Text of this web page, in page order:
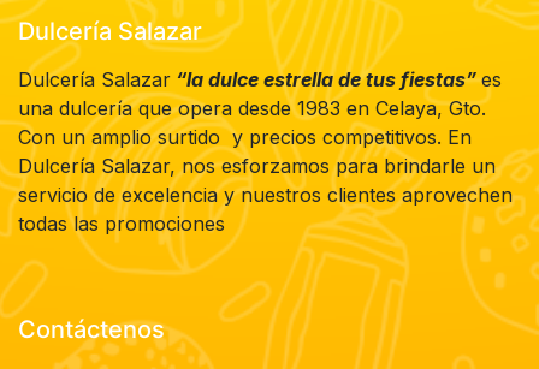
Dulcería Salazar
Dulcería Salazar “la dulce estrella de tus fiestas”es
una dulcería que opera desde 1983 en Celaya, Gto.
Con un amplio surtido y precios competitivos. En
Dulcería Salazar, nos esforzamos para brindarle un
servicio de excelencia y nuestros clientes aprovechen
todas las promociones
Contáctenos